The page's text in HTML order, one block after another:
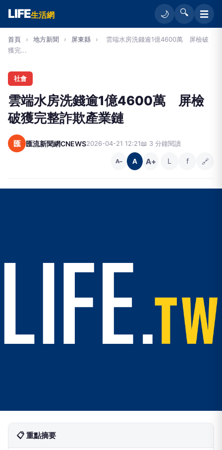
LIFE生活網 🌙 🔍 ☰
首頁 › 地方新聞 › 屏東縣 ›
雲端水房洗錢逾1億4600萬 屏檢破
獲完...
社會
雲端水房洗錢逾1億4600萬 屏檢
破獲完整詐欺產業鏈
匯 匯流新聞網CNEWS2026-04-21 12:21📖 3 分鐘閱讀
A− A A+ L f 🔗
📋 重點摘要